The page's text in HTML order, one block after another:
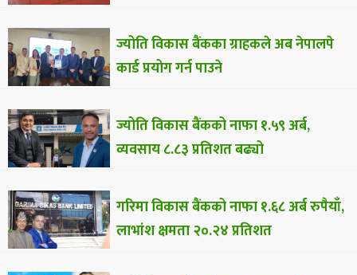
ज्योति विकास बैंकका ग्राहकले अब नेपालपे
कार्ड प्रयोग गर्न पाउने
ज्योति विकास बैंकको नाफा १.५९ अर्ब,
व्यवसाय ८.८३ प्रतिशत बढ्यो
गरिमा विकास बैंकको नाफा १.६८ अर्ब रुपैयाँ,
लाभांश क्षमता २०.२४ प्रतिशत